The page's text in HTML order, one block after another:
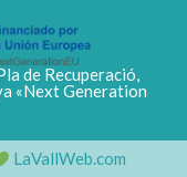
de Recuperació,
«Next Generation
LaVallWeb.com